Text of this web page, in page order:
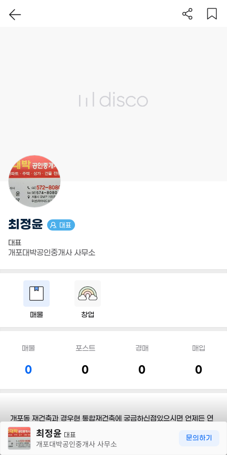
30m
최정윤 대표
대표
개포대박공인중개사 사무소
매물 창업
매물
0
포스트
0
경매
0
매입
0
개포동 재건축과 경우현 통합재건축에 궁금하신점있으시면 언제든 연
락주세요 최정윤 대표
개포대박공인중개사 사무소
문의하기